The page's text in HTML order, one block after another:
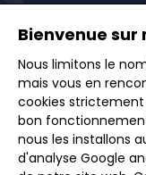
avant-première
voyages et
Bienvenue sur
Nous limitons le
mais vous en
cookies strictement
bon
nous les installons
d'analyse Google